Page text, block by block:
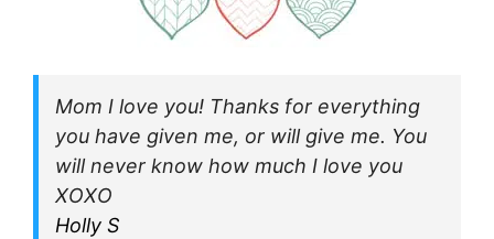
Mom I love you! Thanks for everything
you have given me, or will give me. You
will never know how much I love you
XOXO
Holly S